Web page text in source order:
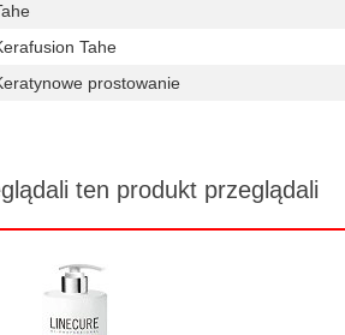
Tahe
prostowanie
ten produkt przeglądali